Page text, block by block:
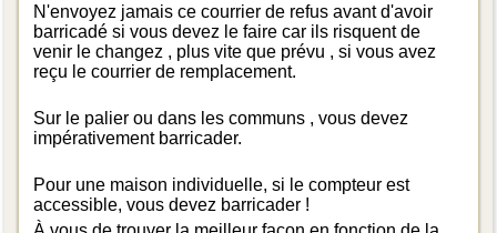
N'envoyez jamais ce courrier de refus avant d'avoir
barricadé si vous devez le faire car ils risquent de
venir le changez , plus vite que prévu , si vous avez
reçu le courrier de remplacement.
Sur le palier ou dans les communs , vous devez
impérativement barricader.
Pour une maison individuelle, si le compteur est
accessible, vous devez barricader !